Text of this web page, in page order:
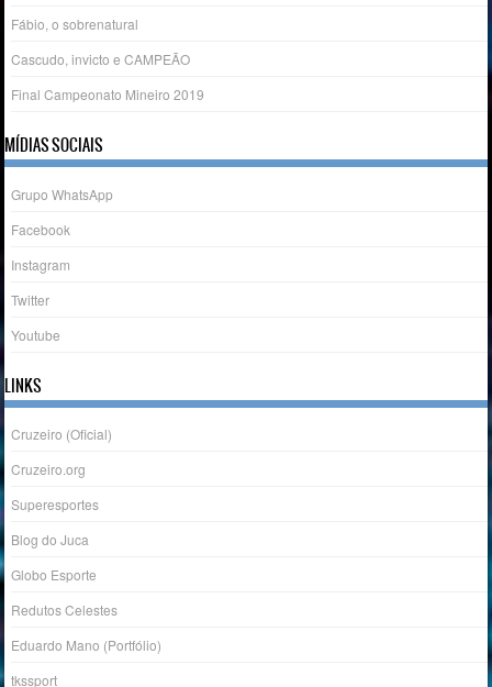
Fábio, o sobrenatural
Cascudo, invicto e CAMPEÃO
Final Campeonato Mineiro 2019
MÍDIAS SOCIAIS
Grupo WhatsApp
Facebook
Instagram
Twitter
Youtube
LINKS
Cruzeiro (Oficial)
Cruzeiro.org
Superesportes
Blog do Juca
Globo Esporte
Redutos Celestes
Eduardo Mano (Portfólio)
tkssport